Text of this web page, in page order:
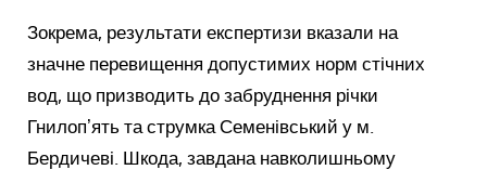
Зокрема, результати експертизи вказали на
значне перевищення допустимих норм стічних
вод, що призводить до забруднення річки
Гнилопʼять та струмка Семенівський у м.
Бердичеві. Шкода, завдана навколишньому